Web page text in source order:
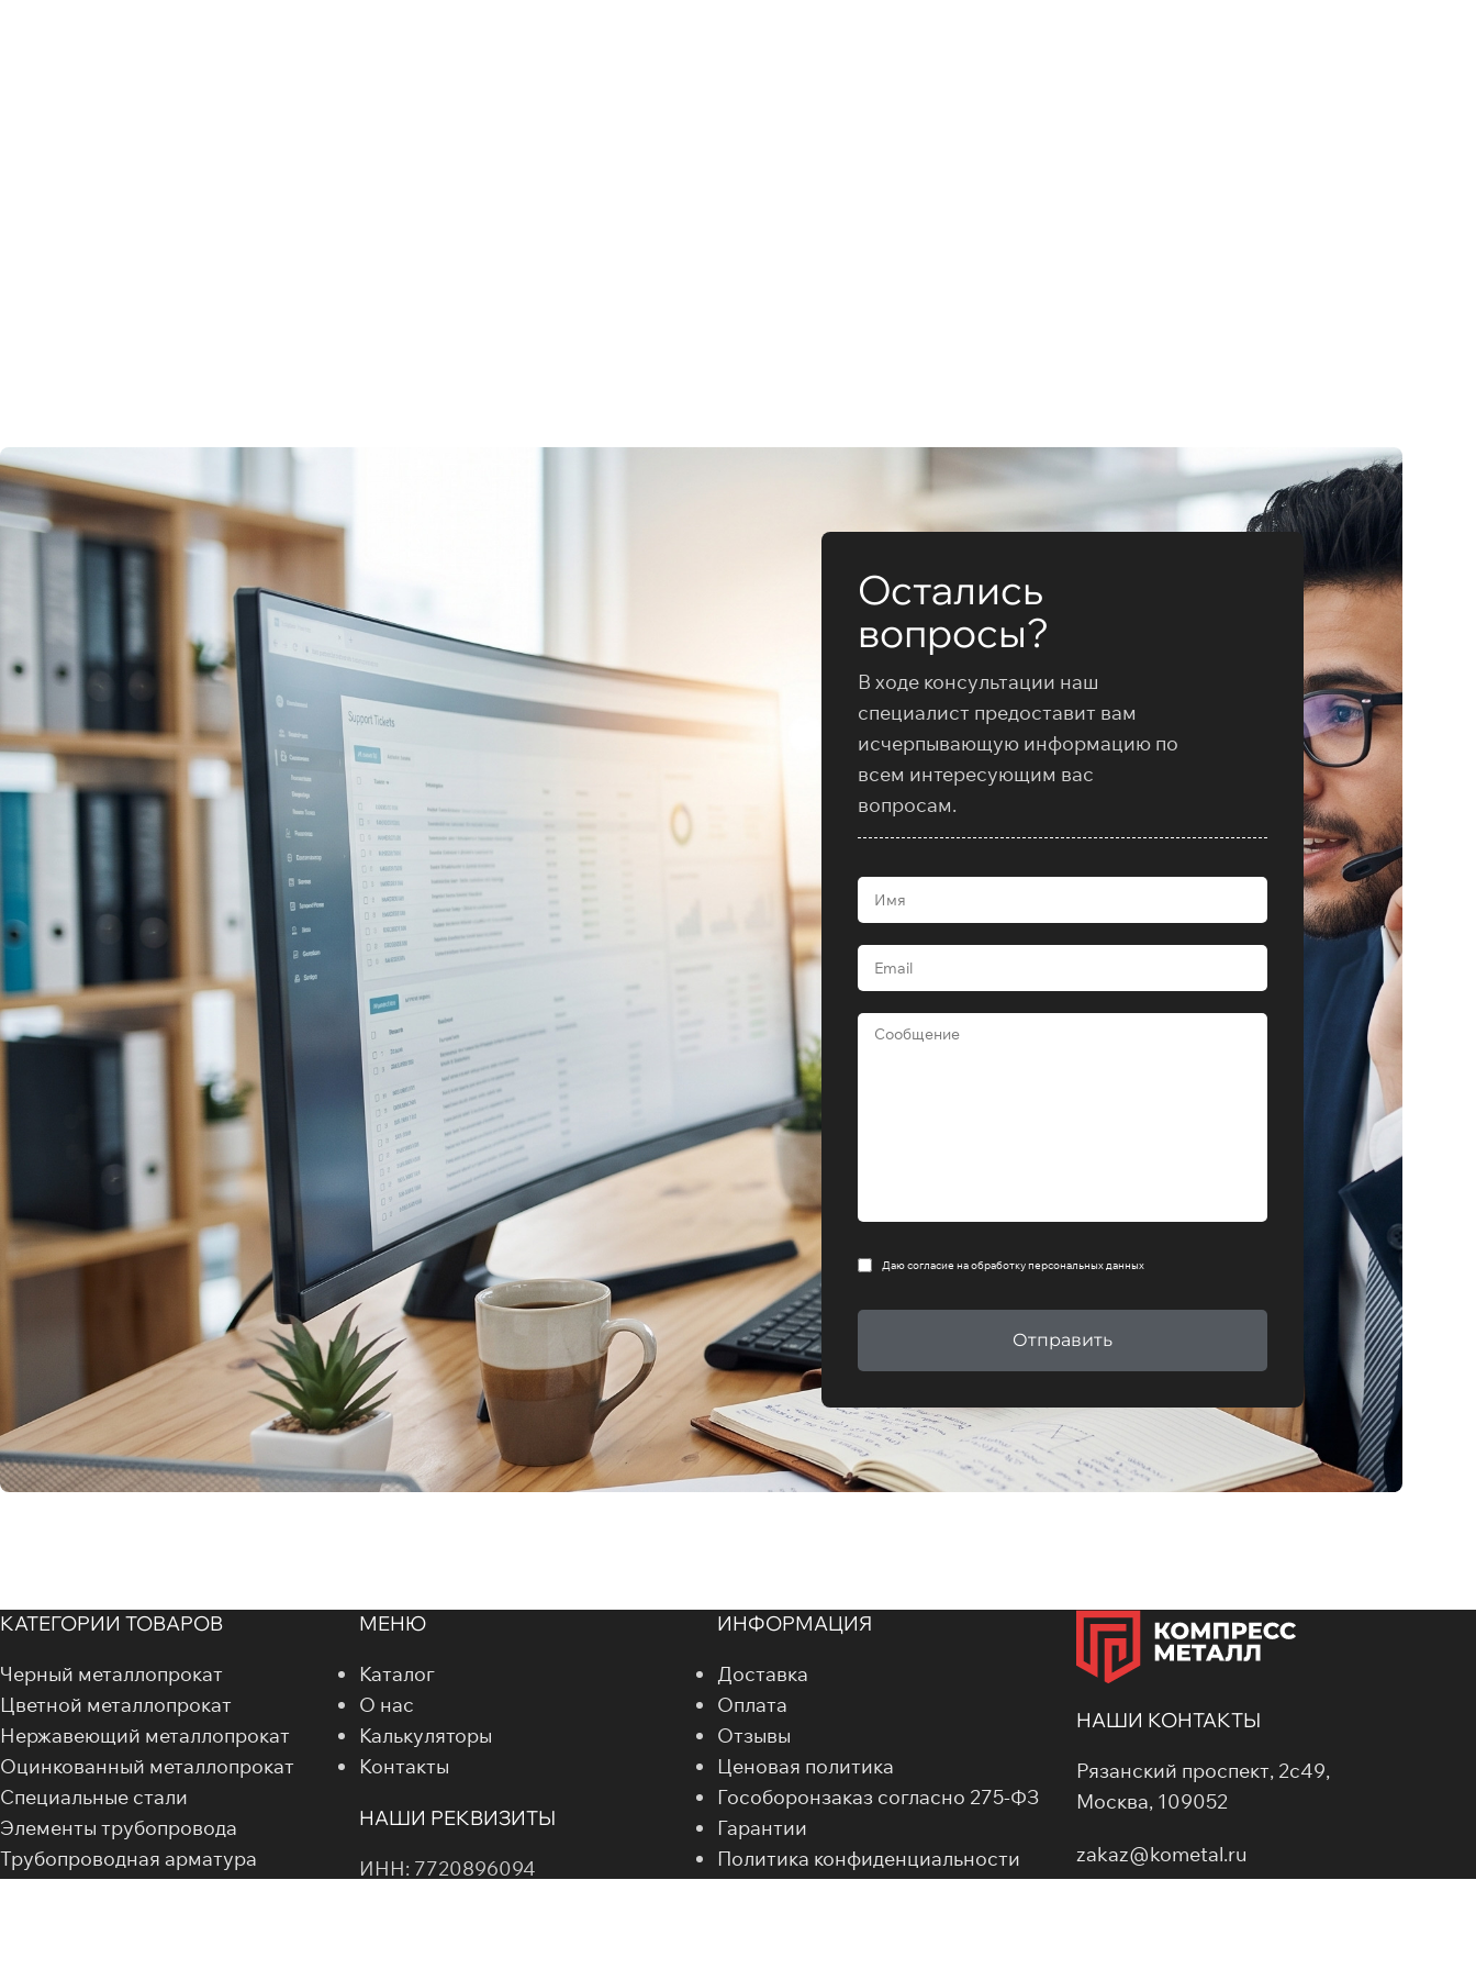
Остались
вопросы?
В ходе консультации наш
специалист предоставит вам
исчерпывающую информацию по
всем интересующим вас
вопросам.
Даю согласие наобработку персональных данных
Отправить
КАТЕГОРИИ ТОВАРОВ
Черный металлопрокат
Цветной металлопрокат
Нержавеющий металлопрокат
Оцинкованный металлопрокат
Специальные стали
Элементы трубопровода
Трубопроводная арматура
МЕНЮ
Каталог
О нас
Калькуляторы
Контакты
НАШИ РЕКВИЗИТЫ
ИНН: 7720896094
ИНФОРМАЦИЯ
Доставка
Оплата
Отзывы
Ценовая политика
Гособоронзаказ согласно 275-ФЗ
Гарантии
Политика конфиденциальности
НАШИ КОНТАКТЫ
Рязанский проспект, 2с49,
Москва, 109052
zakaz@kometal.ru